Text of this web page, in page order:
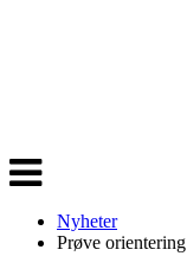
Veksle
navigasjon
Nyheter
Prøve orientering